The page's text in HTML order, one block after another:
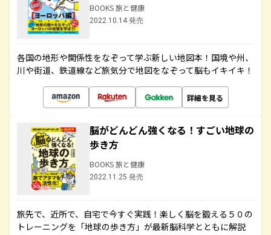
BOOKS 旅と健康
2022.10.14 発売
各国の地形や関係性をなぞって学ぶ新しい地図本！国境や州、
川や街道、鉄道線など旅気分で地図をなぞって脳もイキイキ！
詳細を見る
脳がどんどん強くなる！すごい地球の
歩き方
BOOKS 旅と健康
2022.11.25 発売
旅先で、近所で、自宅で今すぐ実践！楽しく脳を鍛える５０の
トレーニングを「地球の歩き方」が最新脳科学とともに解説